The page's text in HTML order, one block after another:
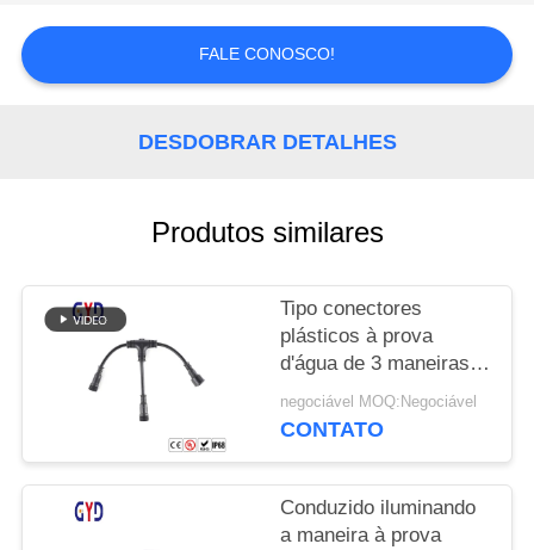
POLICY
FALE CONOSCO!
DESDOBRAR DETALHES
Produtos similares
Tipo conectores
plásticos à prova
d'água de 3 maneiras T
do fio elétrico de
conector de cabo do
negociável MOQ:Negociável
CONTATO
Conduzido iluminando
a maneira à prova